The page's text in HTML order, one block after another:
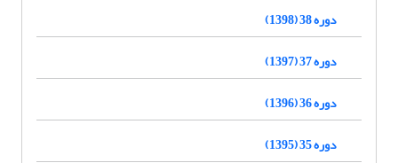
دوره 38 (1398)
دوره 37 (1397)
دوره 36 (1396)
دوره 35 (1395)